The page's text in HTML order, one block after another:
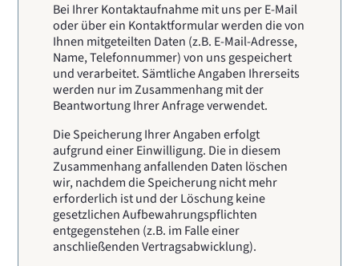
Bei Ihrer Kontaktaufnahme mit uns per E-Mail
oder über ein Kontaktformular werden die von
Ihnen mitgeteilten Daten (z.B. E-Mail-Adresse,
Name, Telefonnummer) von uns gespeichert
und verarbeitet. Sämtliche Angaben Ihrerseits
werden nur im Zusammenhang mit der
Beantwortung Ihrer Anfrage verwendet.
Die Speicherung Ihrer Angaben erfolgt
aufgrund einer Einwilligung. Die in diesem
Zusammenhang anfallenden Daten löschen
wir, nachdem die Speicherung nicht mehr
erforderlich ist und der Löschung keine
gesetzlichen Aufbewahrungspflichten
entgegenstehen (z.B. im Falle einer
anschließenden Vertragsabwicklung).